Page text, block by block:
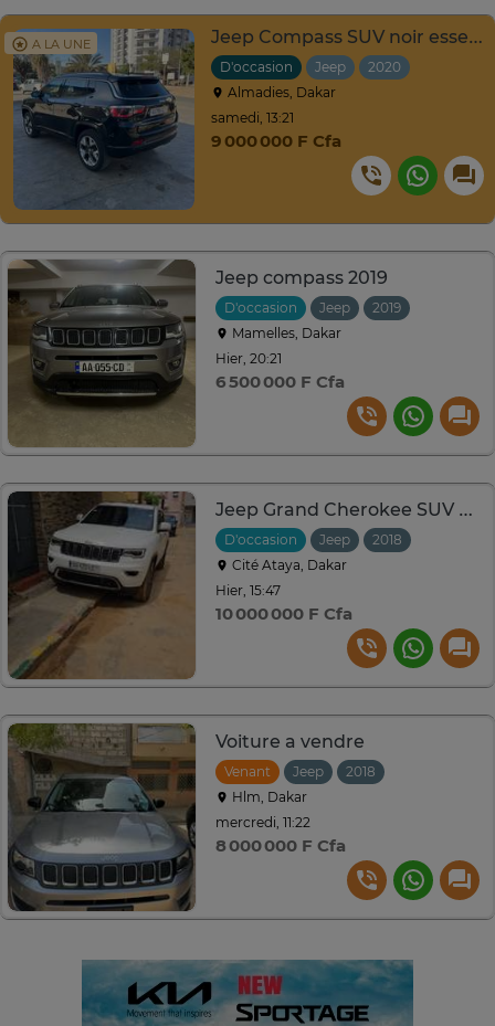
A LA UNE Jeep Compass SUV noir essence automatique
D'occasion Jeep 2020
Almadies, Dakar
samedi, 13:21
9 000 000 F Cfa
Jeep compass 2019
D'occasion Jeep 2019
Mamelles, Dakar
Hier, 20:21
6 500 000 F Cfa
Jeep Grand Cherokee SUV blanc polyvalent
D'occasion Jeep 2018
Cité Ataya, Dakar
Hier, 15:47
10 000 000 F Cfa
Voiture a vendre
Venant Jeep
2018
Hlm, Dakar
mercredi, 11:22
8 000 000 F Cfa